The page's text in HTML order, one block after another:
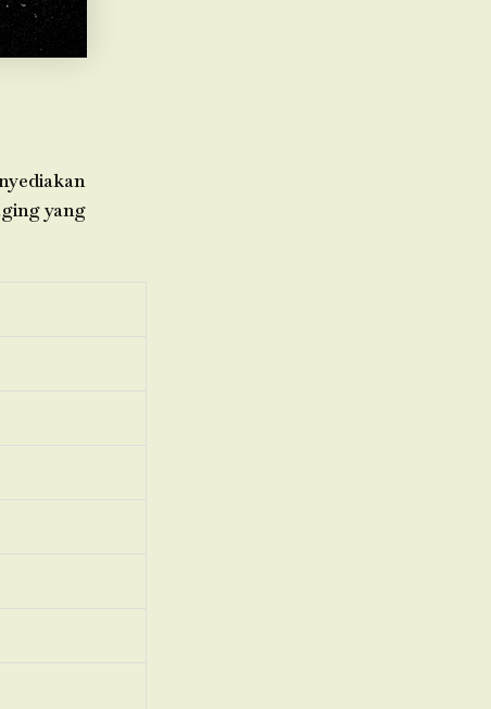
yang